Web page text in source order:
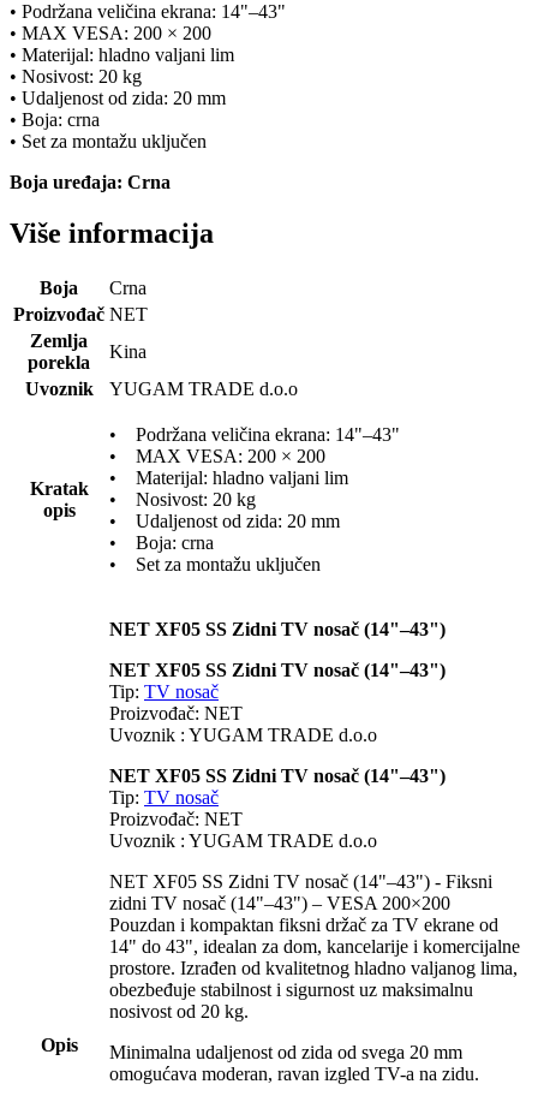
• Podržana veličina ekrana: 14"–43"
• MAX VESA: 200 × 200
• Materijal: hladno valjani lim
• Nosivost: 20 kg
• Udaljenost od zida: 20 mm
• Boja: crna
• Set za montažu uključen
Boja uređaja: Crna
Više informacija
Boja
Crna
Proizvođač NET
Zemlja
porekla
Kina
Uvoznik
YUGAM TRADE d.o.o
Kratak
opis
• Podržana veličina ekrana: 14"–43"
• MAX VESA: 200 × 200
• Materijal: hladno valjani lim
• Nosivost: 20 kg
• Udaljenost od zida: 20 mm
• Boja: crna
• Set za montažu uključen
Opis
NET XF05 SS Zidni TV nosač (14"–43")
NET XF05 SS Zidni TV nosač (14"–43")
Tip: TV nosač
Proizvođač: NET
Uvoznik : YUGAM TRADE d.o.o
NET XF05 SS Zidni TV nosač (14"–43")
Tip: TV nosač
Proizvođač: NET
Uvoznik : YUGAM TRADE d.o.o
NET XF05 SS Zidni TV nosač (14"–43") - Fiksni
zidni TV nosač (14"–43") – VESA 200×200
Pouzdan i kompaktan fiksni držač za TV ekrane od
14" do 43", idealan za dom, kancelarije i komercijalne
prostore. Izrađen od kvalitetnog hladno valjanog lima,
obezbeđuje stabilnost i sigurnost uz maksimalnu
nosivost od 20 kg.
Minimalna udaljenost od zida od svega 20 mm
omogućava moderan, ravan izgled TV-a na zidu.